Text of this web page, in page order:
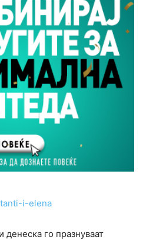
денеска го празнуваат